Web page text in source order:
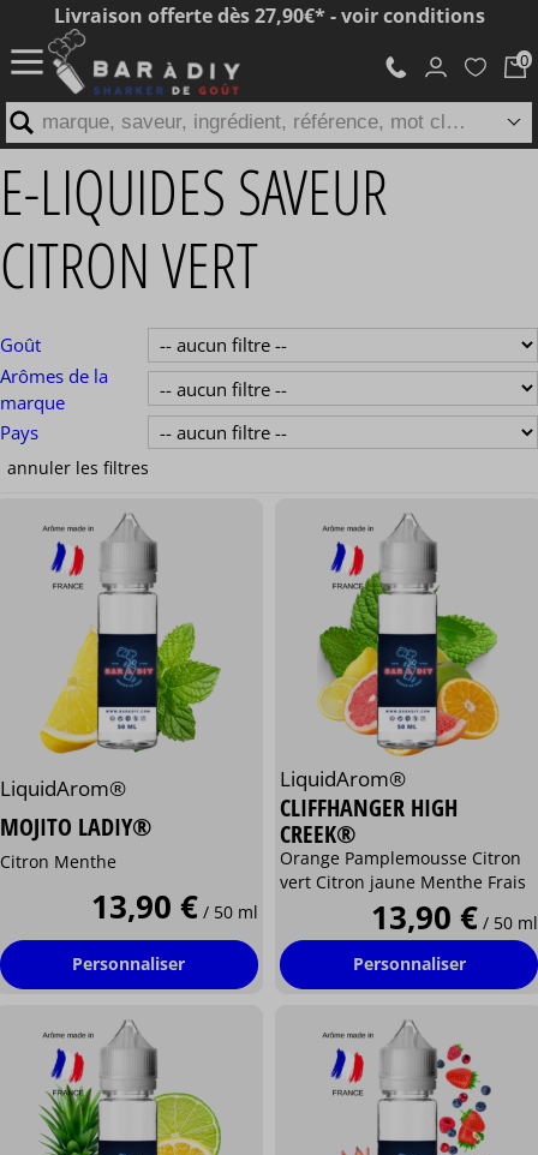
E-LIQUIDES SAVEUR
CITRON VERT
Goût
Arômes de la
marque
Pays
LiquidArom®
MOJITO LADIY®
Citron Menthe
13,90 € / 50 ml
Personnaliser
LiquidArom®
CLIFFHANGER HIGH
CREEK®
Orange Pamplemousse Citron
vert Citron jaune Menthe Frais
13,90 € / 50 ml
Personnaliser
Livraison offerte dès 27,90€* - voir conditions
marque, saveur, ingrédient, référence, mot clé...